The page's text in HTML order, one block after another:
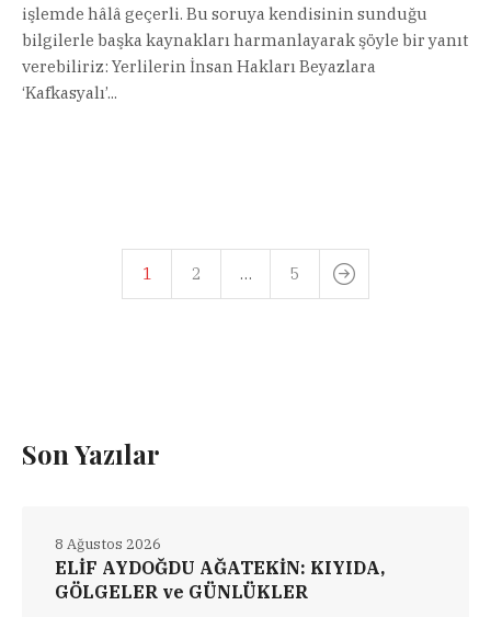
işlemde hâlâ geçerli. Bu soruya kendisinin sunduğu
bilgilerle başka kaynakları harmanlayarak şöyle bir yanıt
verebiliriz: Yerlilerin İnsan Hakları Beyazlara
‘Kafkasyalı’...
1 2 … 5
Son Yazılar
ELİF AYDOĞDU AĞATEKİN: KIYIDA,
GÖLGELER ve GÜNLÜKLER
8 Ağustos 2026